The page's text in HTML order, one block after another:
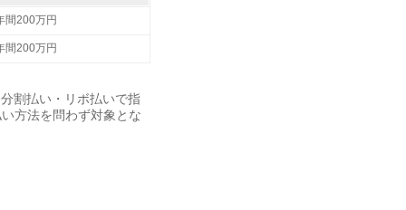
間200万円
間200万円
割払い・リボ払いで指
方法を問わず対象とな